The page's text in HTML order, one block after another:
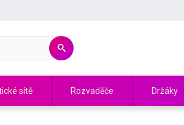
sítě Rozvaděče Držáky